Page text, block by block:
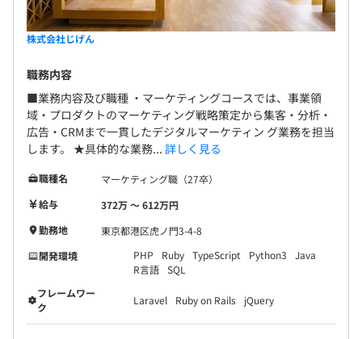
株式会社じげん
職務内容
■業務内容及び職種 ・マーケティングコースでは、事業領
域・プロダクトのマーケティング戦略策定から集客・分析・
広告・CRMまで一貫したデジタルマーケティン グ業務を担当
します。 ★具体的な業務... 詳しく見る
職種名
マーケティング職（27卒）
給与
372万 〜 612万円
勤務地
東京都港区虎ノ門3-4-8
開発環境
PHP Ruby TypeScript Python3
Java
R言語 SQL
フレームワー
ク
Laravel Ruby on Rails jQuery